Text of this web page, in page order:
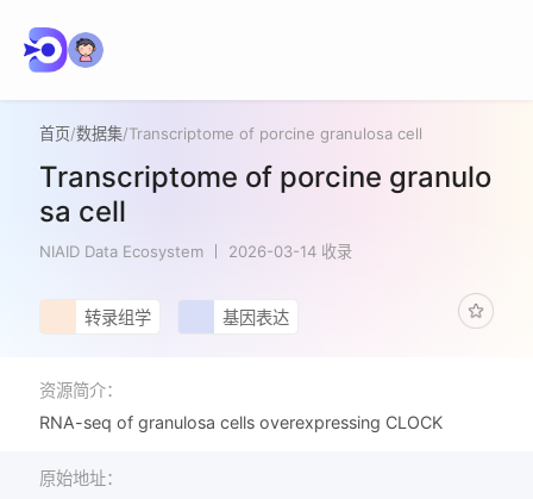
首页/数据集/Transcriptome of porcine granulosa cell
Transcriptome of porcine granulo
sa cell
NIAID Data Ecosystem 2026-03-14 收录
转录组学 基因表达
资源简介：
RNA-seq of granulosa cells overexpressing CLOCK
原始地址：